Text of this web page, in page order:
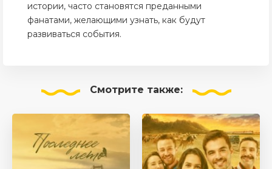
истории, часто становятся преданными
фанатами, желающими узнать, как будут
развиваться события.
Смотрите также: